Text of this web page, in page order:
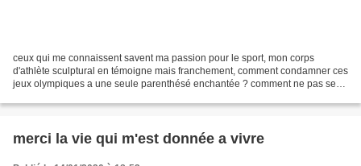
ceux qui me connaissent savent ma passion pour le sport, mon corps
d'athlète sculptural en témoigne mais franchement, comment condamner ces
jeux olympiques a une seule parenthésé enchantée ? comment ne pas se
merci la vie qui m'est donnée a vivre